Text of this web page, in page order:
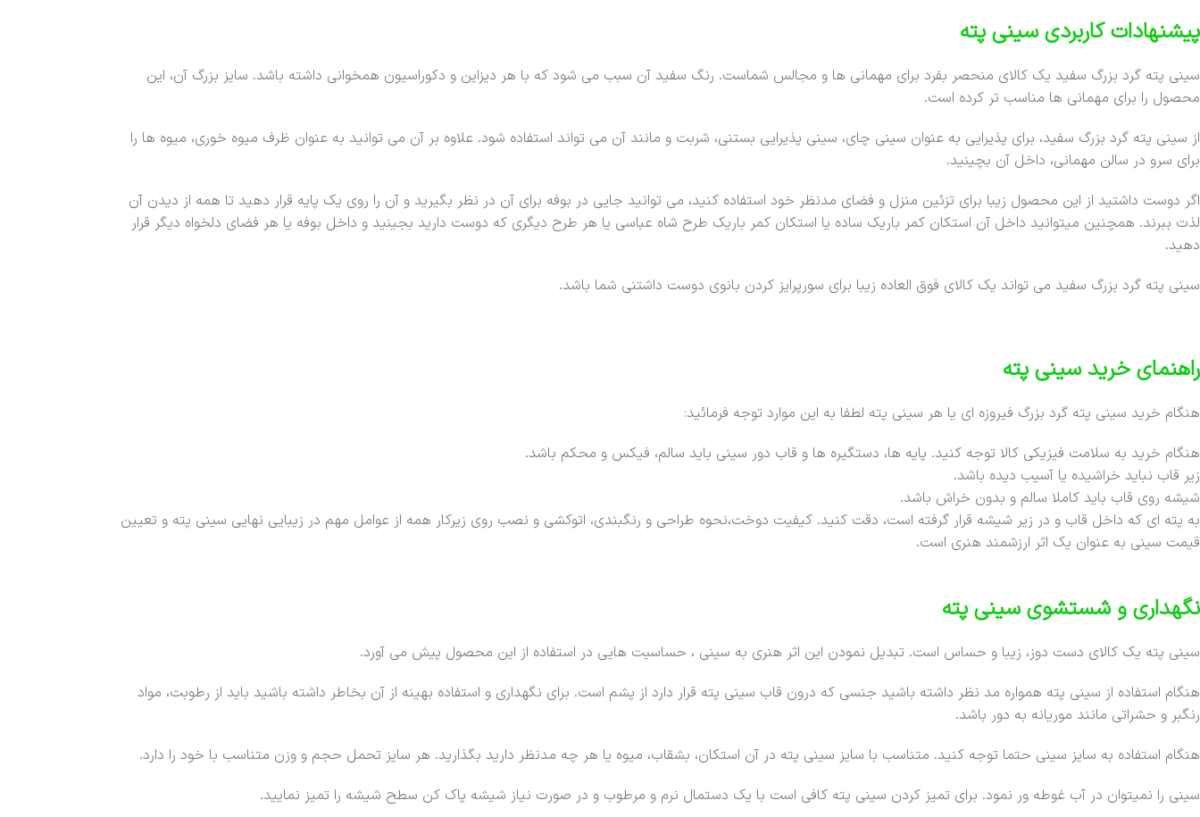
پیشنهادات کاربردی سینی پته
سینی پته گرد بزرگ سفید یک کالای منحصر بفرد برای مهمانی ها و مجالس شماست. رنگ سفید آن سبب می شود که با هر دیزاین و دکوراسیون همخوانی داشته باشد. سایز بزرگ آن، این
محصول را برای مهمانی ها مناسب تر کرده است.
از سینی پته گرد بزرگ سفید، برای پذیرایی به عنوان سینی چای، سینی پذیرایی بستنی، شربت و مانند آن می تواند استفاده شود. علاوه بر آن می توانید به عنوان ظرف میوه خوری، میوه ها را
برای سرو در سالن مهمانی، داخل آن بچینید.
اگر دوست داشتید از این محصول زیبا برای تزئین منزل و فضای مدنظر خود استفاده کنید، می توانید جایی در بوفه برای آن در نظر بگیرید و آن را روی یک پایه قرار دهید تا همه از دیدن آن
لذت ببرند. همچنین میتوانید داخل آن استکان کمر باریک ساده یا استکان کمر باریک طرح شاه عباسی یا هر طرح دیگری که دوست دارید بجینید و داخل بوفه یا هر فضای دلخواه دیگر قرار
دهید.
سینی پته گرد بزرگ سفید می تواند یک کالای فوق العاده زیبا برای سورپرایز کردن بانوی دوست داشتنی شما باشد.
راهنمای خرید سینی پته
هنگام خرید سینی پته گرد بزرگ فیروزه ای یا هر سینی پته لطفا به این موارد توجه فرمائید:
هنگام خرید به سلامت فیزیکی کالا توجه کنید. پایه ها، دستگیره ها و قاب دور سینی باید سالم، فیکس و محکم باشد.
زیر قاب نباید خراشیده یا آسیب دیده باشد.
شیشه روی قاب باید کاملا سالم و بدون خراش باشد.
به پته ای که داخل قاب و در زیر شیشه قرار گرفته است، دقت کنید. کیفیت دوخت،نحوه طراحی و رنگبندی، اتوکشی و نصب روی زیرکار همه از عوامل مهم در زیبایی نهایی سینی پته و تعیین
قیمت سینی به عنوان یک اثر ارزشمند هنری است.
نگهداری و شستشوی سینی پته
سینی پته یک کالای دست دوز، زیبا و حساس است. تبدیل نمودن این اثر هنری به سینی ، حساسیت هایی در استفاده از این محصول پیش می آورد.
هنگام استفاده از سینی پته همواره مد نظر داشته باشید جنسی که درون قاب سینی پته قرار دارد از پشم است. برای نگهداری و استفاده بهینه از آن بخاطر داشته باشید باید از رطوبت، مواد
رنگبر و حشراتی مانند موریانه به دور باشد.
هنگام استفاده به سایز سینی حتما توجه کنید. متناسب با سایز سینی پته در آن استکان، بشقاب، میوه یا هر چه مدنظر دارید بگذارید. هر سایز تحمل حجم و وزن متناسب با خود را دارد.
سینی را نمیتوان در آب غوطه ور نمود. برای تمیز کردن سینی پته کافی است با یک دستمال نرم و مرطوب و در صورت نیاز شیشه پاک کن سطح شیشه را تمیز نمایید.